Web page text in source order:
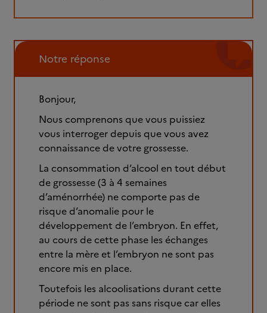
Notre réponse
Bonjour,
Nous comprenons que vous puissiez
vous interroger depuis que vous avez
connaissance de votre grossesse.
La consommation d’alcool en tout début
de grossesse (3 à 4 semaines
d’aménorrhée) ne comporte pas de
risque d’anomalie pour le
développement de l’embryon. En effet,
au cours de cette phase les échanges
entre la mère et l’embryon ne sont pas
encore mis en place.
Toutefois les alcoolisations durant cette
période ne sont pas sans risque car elles